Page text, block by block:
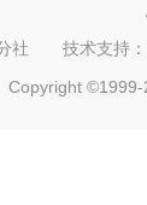
分社 技术支
Copyright ©1999-